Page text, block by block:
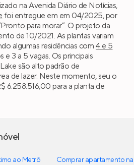
na Avenida Diário de Notícias,
foi entregue em em 04/2025, por
para morar”. O projeto da
de 10/2021. As plantas variam
algumas residências com 4 e 5
e 3 a 5 vagas. Os principais
são alto padrão de
de lazer. Neste momento, seu o
6.258.516,00 para a planta de
ao Metrô
Comprar apartamento